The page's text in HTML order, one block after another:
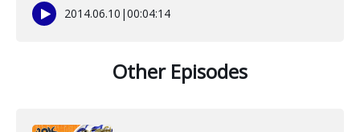
2014.06.10 |00:04:14
Other Episodes